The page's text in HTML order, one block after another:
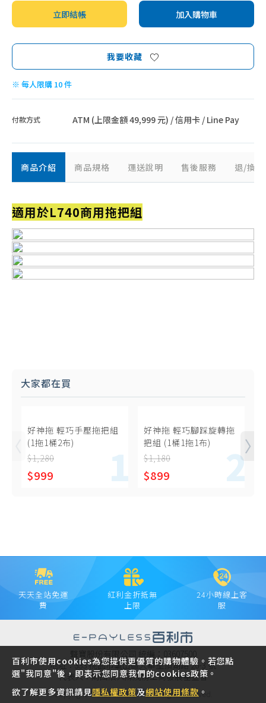
立即結帳 加入購物車
我要收藏
※ 每人限購 10 件
付款方式 ATM (上限金額 49,999 元) / 信用卡 / Line Pay
商品介紹 商品規格 運送說明 售後服務 退/換
適用於L740商用拖把組
大家都在買
好神拖 輕巧手壓拖把組
(1拖1桶2布)
$1,280
$999
好神拖 輕巧腳踩旋轉拖
把組 (1桶1拖1布)
$1,180
$899
天天全站免運
費
紅利金折抵無
上限
24小時線上客
服
聲寶股份有限公司 統編：03607500
地址：333 桃園市龜山區大華里頂湖路 26-3 號
代表人：財團法人陳茂榜工商發展基金會
Copyright © 2021 SAMPO INC. All rights reserved.
百利市使用cookies為您提供更優質的購物體驗。若您點
選"我同意"後，即表示您同意我們的cookies政策。
欲了解更多資訊請見隱私權政策及網站使用條款 。